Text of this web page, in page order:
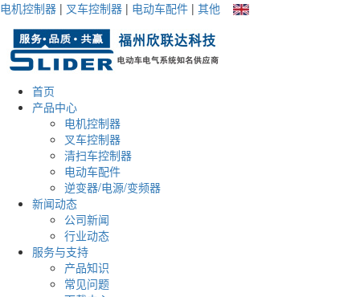
电机控制器 | 叉车控制器 | 电动车配件 | 其他
首页
产品中心
电机控制器
叉车控制器
清扫车控制器
电动车配件
逆变器/电源/变频器
新闻动态
公司新闻
行业动态
服务与支持
产品知识
常见问题